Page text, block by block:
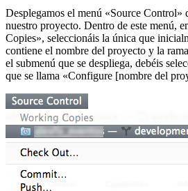
Desplegamos el menú «Source Control»
nuestro proyecto. Dentro de este menú,
Copies», seleccionáis la única que
contiene el nombre del proyecto y la
el submenú que se despliega, debéis
que se llama «Configure [nombre del